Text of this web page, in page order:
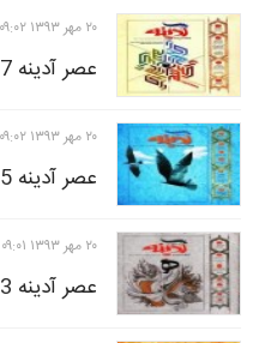
۲۰ مهر ۱۳۹۳ ۰۹:۰۲
عصر آدینه 7 و 8
۲۰ مهر ۱۳۹۳ ۰۹:۰۲
عصر آدینه 5 و 6
۲۰ مهر ۱۳۹۳ ۰۹:۰۱
عصر آدینه 3 و 4